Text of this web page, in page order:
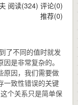
阅读(324) 评论(0)
推荐(0)
了不同的值时就发
是非常复杂的。
原因，我们需要做
一致性错误的关键
个关系只是简单保